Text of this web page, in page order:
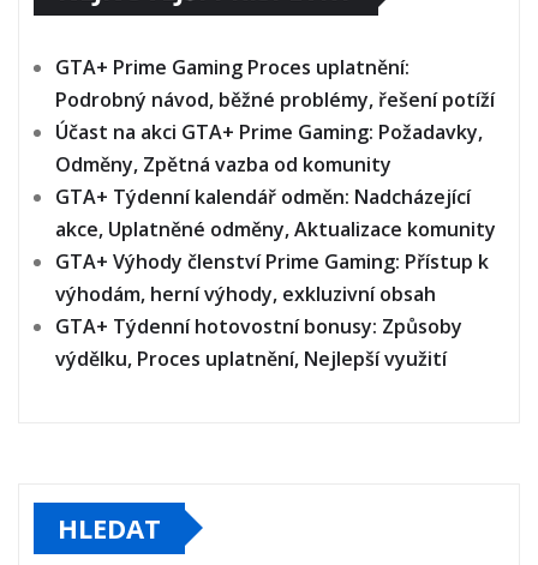
GTA+ Prime Gaming Proces uplatnění:
Podrobný návod, běžné problémy, řešení potíží
Účast na akci GTA+ Prime Gaming: Požadavky,
Odměny, Zpětná vazba od komunity
GTA+ Týdenní kalendář odměn: Nadcházející
akce, Uplatněné odměny, Aktualizace komunity
GTA+ Výhody členství Prime Gaming: Přístup k
výhodám, herní výhody, exkluzivní obsah
GTA+ Týdenní hotovostní bonusy: Způsoby
výdělku, Proces uplatnění, Nejlepší využití
HLEDAT